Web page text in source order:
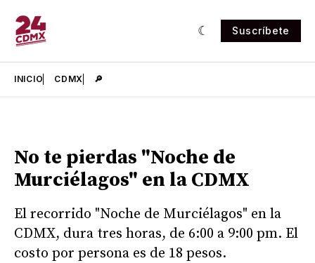
Suscríbete
INICIO CDMX 🔎
No te pierdas "Noche de
Murciélagos" en la CDMX
El recorrido "Noche de Murciélagos" en la
CDMX, dura tres horas, de 6:00 a 9:00 pm. El
costo por persona es de 18 pesos.